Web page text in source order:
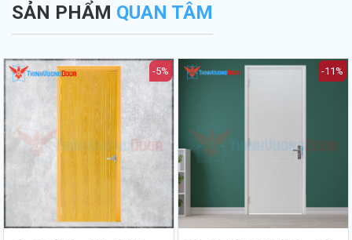
SẢN PHẨM QUAN TÂM
-5% -11%